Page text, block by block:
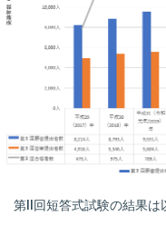
第Ⅱ回短答式試験の結果は